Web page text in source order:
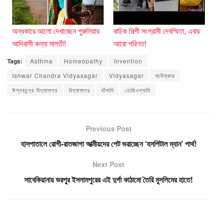
অন্ধকারে আলো দেখাচ্ছেন পুরুলিয়ার
আদিবাসী কন্যা মালতী!
বাচিক শিল্পী সংগ্রামী দেবস্মিতা, এবার
আরো পরিণত!
Tags: Asthma Homeopathy
Invention
Ishwar Chandra Vidyasagar
Vidyasagar
আবিষ্কার
ঈশ্বরচন্দ্র বিদ্যাসাগর
বিদ্যাসাগর হাঁপানি হোমিওপ্যাথি
Previous Post
হাসপাতালে রোগী-রাতজাগা আত্মীয়দের পেট ভরাচ্ছেন ‘হসপিটাল ম্যান’ পার্থ!
Next Post
সাবেকিয়ানায় ভরপুর ইসলামপুরের এই দুর্গা কাঠামো তৈরি মুসলিমের হাতে!